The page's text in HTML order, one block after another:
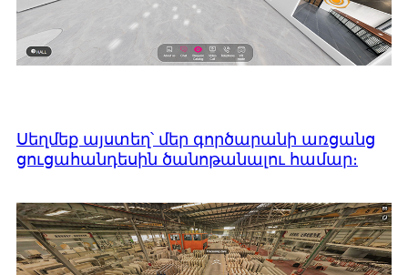
Սեղմեք այստեղ՝ մեր գործարանի առցանց
ցուցահանդեսին ծանոթանալու համար։